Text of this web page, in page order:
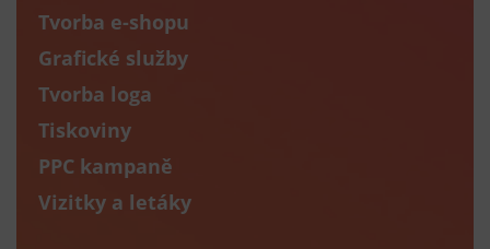
Tvorba e-shopu
Grafické služby
Tvorba loga
Tiskoviny
PPC kampaně
Vizitky a letáky